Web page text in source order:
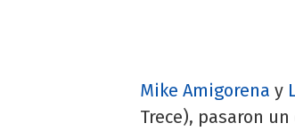
Mike Amigorena y
Trece), pasaron